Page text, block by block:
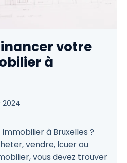
votre
à
2024
à Bruxelles ?
vendre, louer ou
vous devez trouver